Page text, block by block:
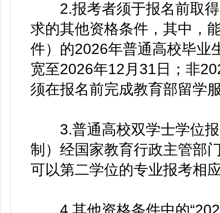
2.报考者须于报名前取得
求的其他资格条件，其中，
件）的2026年普通高校毕业
宽至2026年12月31日；非
须在报名前完成教育部留学
3.普通高校双学士学位报
制）经国家教育行政主管部
可以第二学位的专业报考相